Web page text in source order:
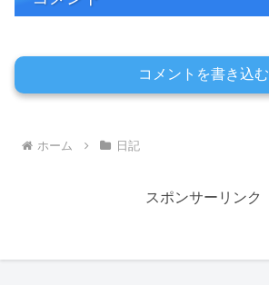
コメントを書き込む
ホーム 日記
スポンサーリンク